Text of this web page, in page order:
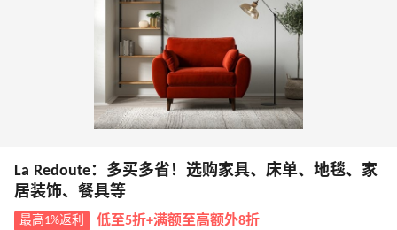
La Redoute：多买多省！选购家具、床单、地毯、家
居装饰、餐具等
最高1%返利 低至5折+满额至高额外8折